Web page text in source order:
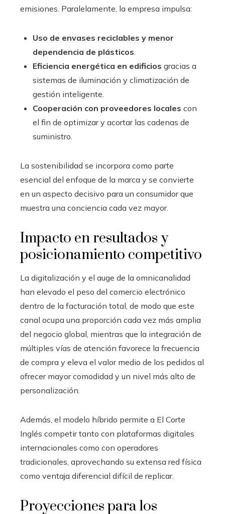
emisiones. Paralelamente, la empresa impulsa:
Uso de envases reciclables y menor
dependencia de plásticos.
Eficiencia energética en edificios gracias a
sistemas de iluminación y climatización de
gestión inteligente.
Cooperación con proveedores locales con
el fin de optimizar y acortar las cadenas de
suministro.
La sostenibilidad se incorpora como parte
esencial del enfoque de la marca y se convierte
en un aspecto decisivo para un consumidor que
muestra una conciencia cada vez mayor.
Impacto en resultados y
posicionamiento competitivo
La digitalización y el auge de la omnicanalidad
han elevado el peso del comercio electrónico
dentro de la facturación total, de modo que este
canal ocupa una proporción cada vez más amplia
del negocio global, mientras que la integración de
múltiples vías de atención favorece la frecuencia
de compra y eleva el valor medio de los pedidos al
ofrecer mayor comodidad y un nivel más alto de
personalización.
Además, el modelo híbrido permite a El Corte
Inglés competir tanto con plataformas digitales
internacionales como con operadores
tradicionales, aprovechando su extensa red física
como ventaja diferencial difícil de replicar.
Proyecciones para los